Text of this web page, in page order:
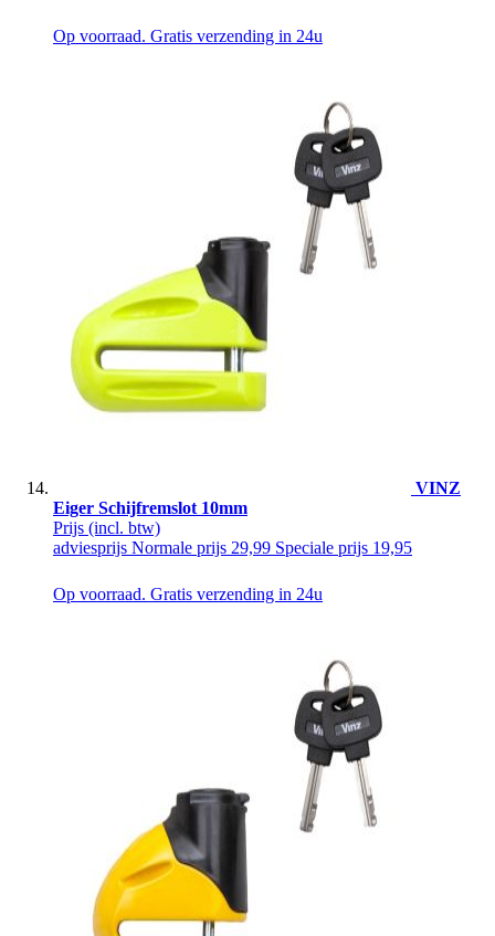
Op voorraad. Gratis verzending in 24u
VINZ
Eiger Schijfremslot 10mm
Prijs (incl. btw)
adviesprijs Normale prijs 29,99 Speciale prijs 19,95
Op voorraad. Gratis verzending in 24u